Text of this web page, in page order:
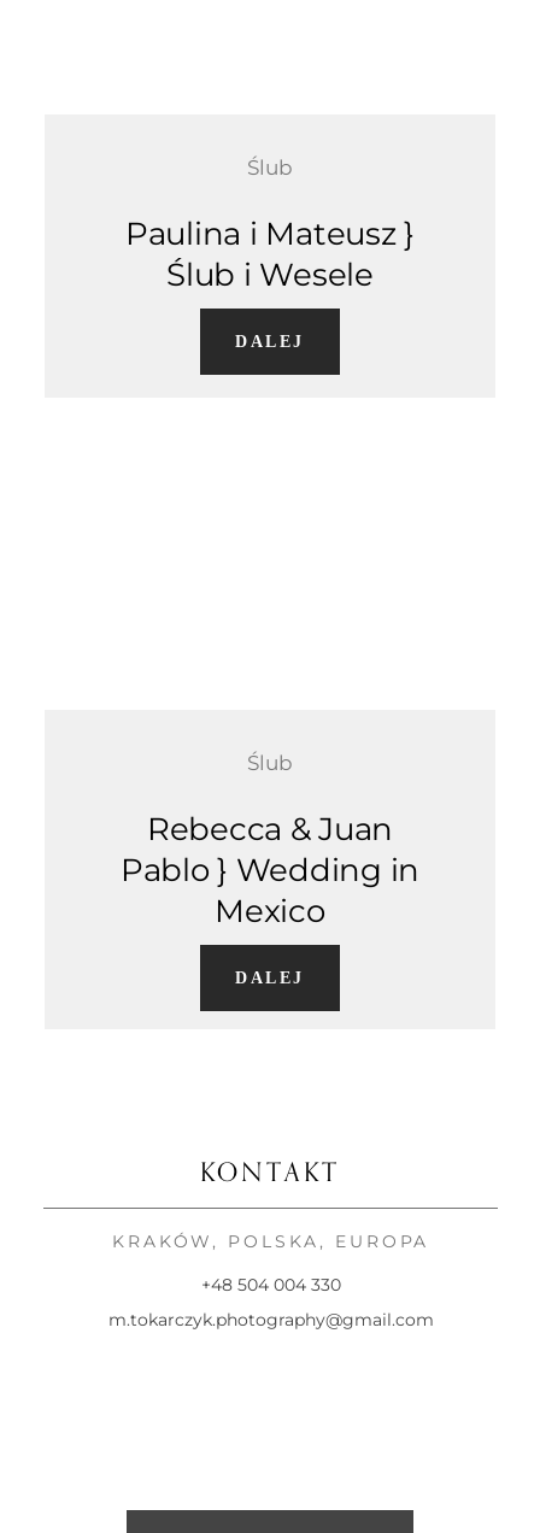
Ślub
Paulina i Mateusz }
Ślub i Wesele
DALEJ
Ślub
Rebecca & Juan
Pablo } Wedding in
Mexico
DALEJ
KONTAKT
KRAKÓW, POLSKA, EUROPA
+48 504 004 330
m.tokarczyk.photography@gmail.com